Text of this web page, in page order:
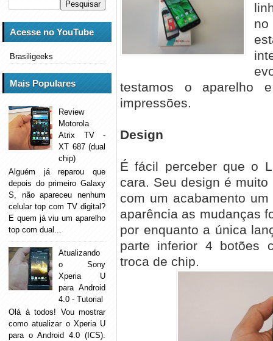
no
testamos o aparelho
impressões.
Design
É fácil perceber que o
cara. Seu design é
com um acabamento
aparência as mudanças
por enquanto a única
parte inferior 4 botões
troca de chip.
Acesse no YouTube
Brasiligeeks
Mais Populares
Review
Motorola
Atrix TV -
XT 687 (dual
chip)
Alguém já reparou que
depois do primeiro Galaxy
S, não apareceu nenhum
celular top com TV digital?
E quem já viu um aparelho
top com dual...
Atualizando
o Sony
Xperia U
para Android
4.0 - Tutorial
Olá à todos! Vou mostrar
como atualizar o Xperia U
para o Android 4.0 (ICS).